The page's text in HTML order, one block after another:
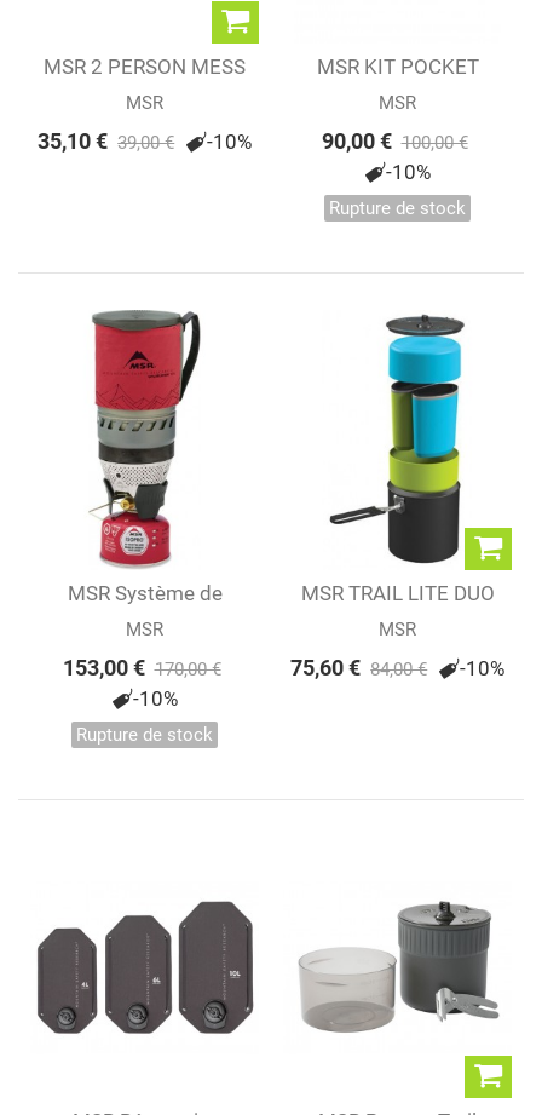
MSR 2 PERSON MESS
KIT
MSR
35,10 € 39,00 € -10%
MSR KIT POCKET
ROCKET
MSR
90,00 € 100,00 €
-10%
Rupture de stock
MSR Système de
réchaud WindBurner®
MSR
153,00 € 170,00 €
-10%
Rupture de stock
MSR TRAIL LITE DUO
SYSTEM
MSR
75,60 € 84,00 € -10%